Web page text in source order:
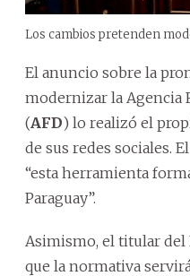
Los cambios pretenden
El anuncio sobre la
modernizar la Agencia
(AFD) lo realizó el
de sus redes sociales.
“esta herramienta
Paraguay”.
Asimismo, el titular del
que la normativa